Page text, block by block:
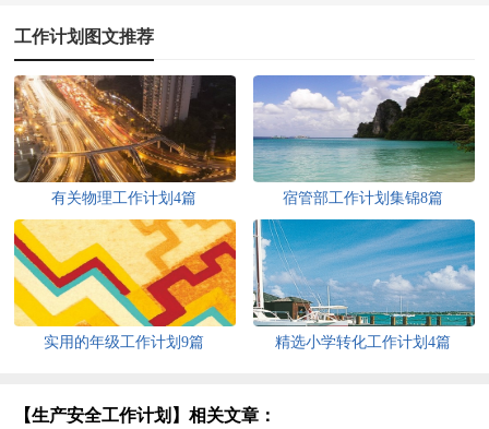
工作计划图文推荐
有关物理工作计划4篇 宿管部工作计划集锦8篇
实用的年级工作计划9篇 精选小学转化工作计划4篇
【生产安全工作计划】相关文章：